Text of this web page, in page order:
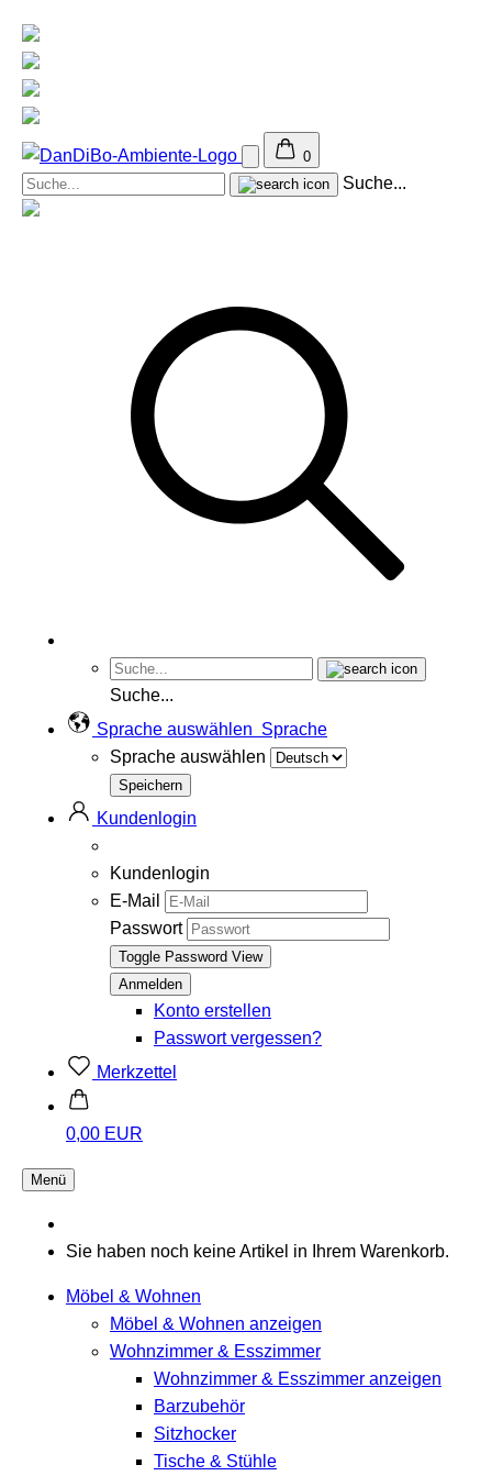
0
Suche...
Suche...
Sprache auswählen Sprache
Sprache auswählen
Kundenlogin
Kundenlogin
E-Mail
Passwort
Toggle Password View
Konto erstellen
Passwort vergessen?
Merkzettel
0,00 EUR
Menü
Sie haben noch keine Artikel in Ihrem Warenkorb.
Möbel & Wohnen
Möbel & Wohnen anzeigen
Wohnzimmer & Esszimmer
Wohnzimmer & Esszimmer anzeigen
Barzubehör
Sitzhocker
Tische & Stühle